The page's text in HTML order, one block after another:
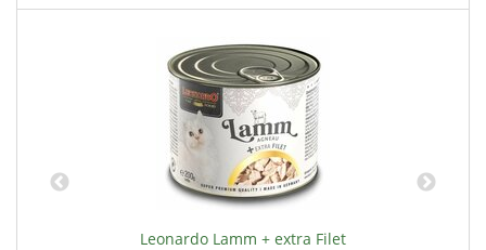
Leonardo Lamm + extra Filet